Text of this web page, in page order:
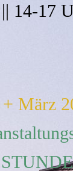
14-17
März